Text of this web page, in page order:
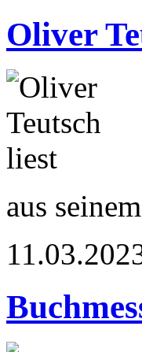
Oliver
aus